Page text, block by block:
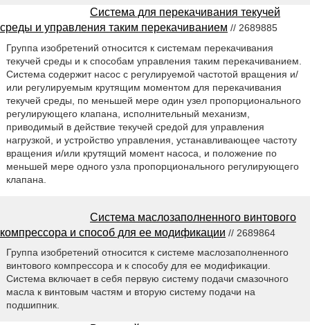
Система для перекачивания текучей
среды и управления таким перекачиванием // 2689885
Группа изобретений относится к системам перекачивания
текучей среды и к способам управления таким перекачиванием.
Система содержит насос с регулируемой частотой вращения и/
или регулируемым крутящим моментом для перекачивания
текучей среды, по меньшей мере один узел пропорционального
регулирующего клапана, исполнительный механизм,
приводимый в действие текучей средой для управления
нагрузкой, и устройство управления, устанавливающее частоту
вращения и/или крутящий момент насоса, и положение по
меньшей мере одного узла пропорционального регулирующего
клапана.
Система маслозаполненного винтового
компрессора и способ для ее модификации // 2689864
Группа изобретений относится к системе маслозаполненного
винтового компрессора и к способу для ее модификации.
Система включает в себя первую систему подачи смазочного
масла к винтовым частям и вторую систему подачи на
подшипник.